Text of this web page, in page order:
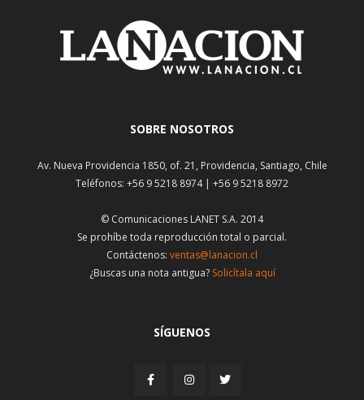
SOBRE NOSOTROS
Av. Nueva Providencia 1850, of. 21, Providencia, Santiago, Chile
Teléfonos: +56 9 5218 8974 | +56 9 5218 8972
© Comunicaciones LANET S.A. 2014
Se prohíbe toda reproducción total o parcial.
Contáctenos: ventas@lanacion.cl
¿Buscas una nota antigua? Solicítala aquí
SÍGUENOS